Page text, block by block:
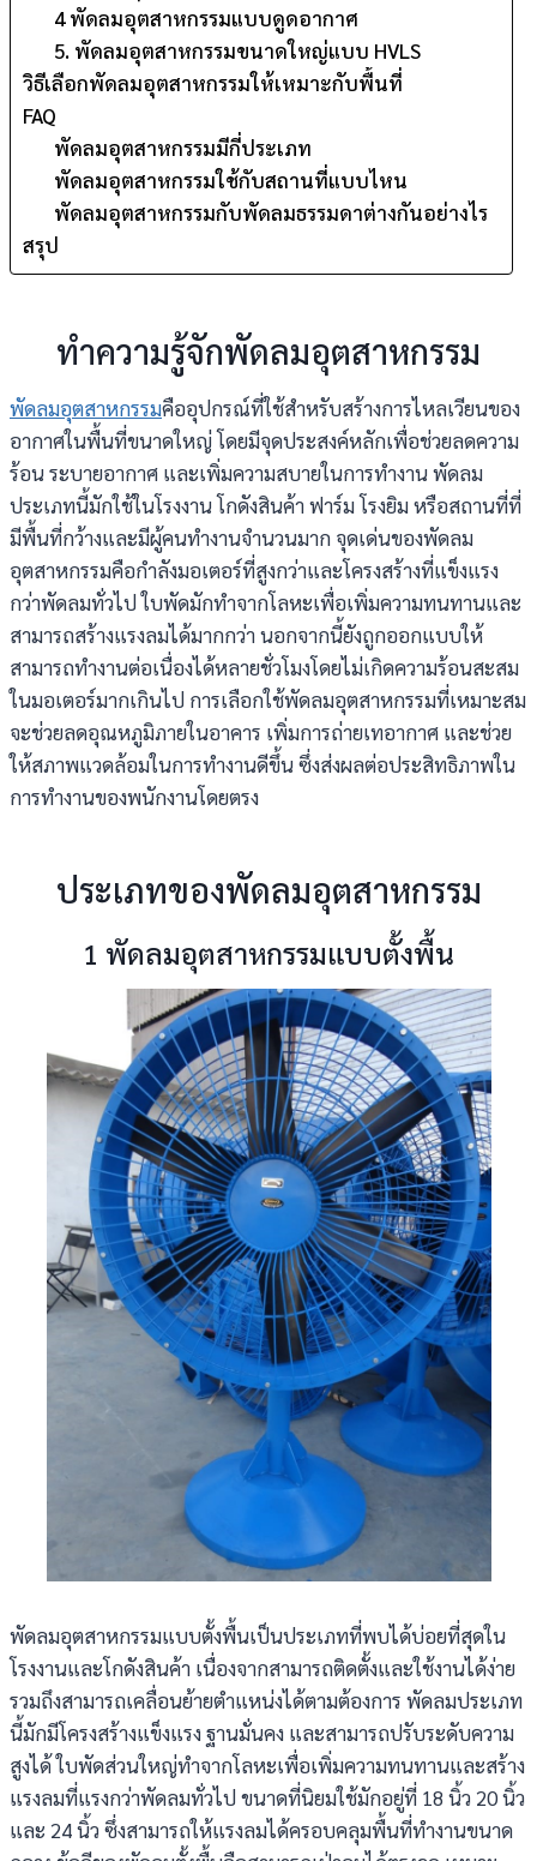
4 พัดลมอุตสาหกรรมแบบดูดอากาศ
5. พัดลมอุตสาหกรรมขนาดใหญ่แบบ HVLS
วิธีเลือกพัดลมอุตสาหกรรมให้เหมาะกับพื้นที่
FAQ
พัดลมอุตสาหกรรมมีกี่ประเภท
พัดลมอุตสาหกรรมใช้กับสถานที่แบบไหน
พัดลมอุตสาหกรรมกับพัดลมธรรมดาต่างกันอย่างไร
สรุป
ทำความรู้จักพัดลมอุตสาหกรรม
พัดลมอุตสาหกรรมคืออุปกรณ์ที่ใช้สำหรับสร้างการไหลเวียนของ
อากาศในพื้นที่ขนาดใหญ่ โดยมีจุดประสงค์หลักเพื่อช่วยลดความ
ร้อน ระบายอากาศ และเพิ่มความสบายในการทำงาน พัดลม
ประเภทนี้มักใช้ในโรงงาน โกดังสินค้า ฟาร์ม โรงยิม หรือสถานที่ที่
มีพื้นที่กว้างและมีผู้คนทำงานจำนวนมาก จุดเด่นของพัดลม
อุตสาหกรรมคือกำลังมอเตอร์ที่สูงกว่าและโครงสร้างที่แข็งแรง
กว่าพัดลมทั่วไป ใบพัดมักทำจากโลหะเพื่อเพิ่มความทนทานและ
สามารถสร้างแรงลมได้มากกว่า นอกจากนี้ยังถูกออกแบบให้
สามารถทำงานต่อเนื่องได้หลายชั่วโมงโดยไม่เกิดความร้อนสะสม
ในมอเตอร์มากเกินไป การเลือกใช้พัดลมอุตสาหกรรมที่เหมาะสม
จะช่วยลดอุณหภูมิภายในอาคาร เพิ่มการถ่ายเทอากาศ และช่วย
ให้สภาพแวดล้อมในการทำงานดีขึ้น ซึ่งส่งผลต่อประสิทธิภาพใน
การทำงานของพนักงานโดยตรง
ประเภทของพัดลมอุตสาหกรรม
1 พัดลมอุตสาหกรรมแบบตั้งพื้น
พัดลมอุตสาหกรรมแบบตั้งพื้นเป็นประเภทที่พบได้บ่อยที่สุดใน
โรงงานและโกดังสินค้า เนื่องจากสามารถติดตั้งและใช้งานได้ง่าย
รวมถึงสามารถเคลื่อนย้ายตำแหน่งได้ตามต้องการ พัดลมประเภท
นี้มักมีโครงสร้างแข็งแรง ฐานมั่นคง และสามารถปรับระดับความ
สูงได้ ใบพัดส่วนใหญ่ทำจากโลหะเพื่อเพิ่มความทนทานและสร้าง
แรงลมที่แรงกว่าพัดลมทั่วไป ขนาดที่นิยมใช้มักอยู่ที่ 18 นิ้ว 20 นิ้ว
และ 24 นิ้ว ซึ่งสามารถให้แรงลมได้ครอบคลุมพื้นที่ทำงานขนาด